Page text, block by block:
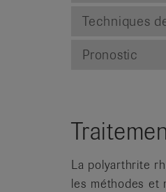
Techniques
Pronostic
La polyarthrite
les méthodes et